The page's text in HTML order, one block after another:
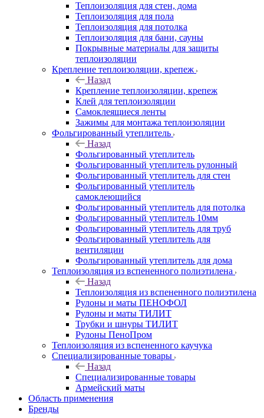
Теплоизоляция для стен, дома
Теплоизоляция для пола
Теплоизоляция для потолка
Теплоизоляция для бани, сауны
Покрывные материалы для защиты
теплоизоляции
Крепление теплоизоляции, крепеж
Назад
Крепление теплоизоляции, крепеж
Клей для теплоизоляции
Самоклеящиеся ленты
Зажимы для монтажа теплоизоляции
Фольгированный утеплитель
Назад
Фольгированный утеплитель
Фольгированный утеплитель рулонный
Фольгированный утеплитель для стен
Фольгированный утеплитель
самоклеющийся
Фольгированный утеплитель для потолка
Фольгированный утеплитель 10мм
Фольгированный утеплитель для труб
Фольгированный утеплитель для
вентиляции
Фольгированный утеплитель для дома
Теплоизоляция из вспененного полиэтилена
Назад
Теплоизоляция из вспененного полиэтилена
Рулоны и маты ПЕНОФОЛ
Рулоны и маты ТИЛИТ
Трубки и шнуры ТИЛИТ
Рулоны ПеноПром
Теплоизоляция из вспененного каучука
Специализированные товары
Назад
Специализированные товары
Армейский маты
Область применения
Бренды